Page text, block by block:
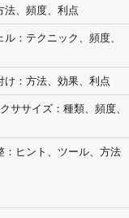
法、頻度、利点
：テクニック、頻度、
け：方法、効果、利点
ササイズ：種類、頻度、
：ヒント、ツール、方法